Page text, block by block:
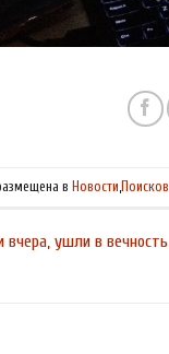
в Новости,
ушли в вечность